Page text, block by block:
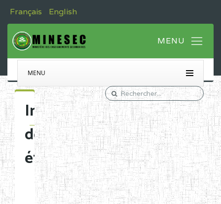
Français English
MENU
Immatriculation
des
établissements